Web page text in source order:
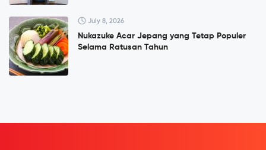
July 8, 2026
Nukazuke Acar Jepang yang Tetap Populer
Selama Ratusan Tahun